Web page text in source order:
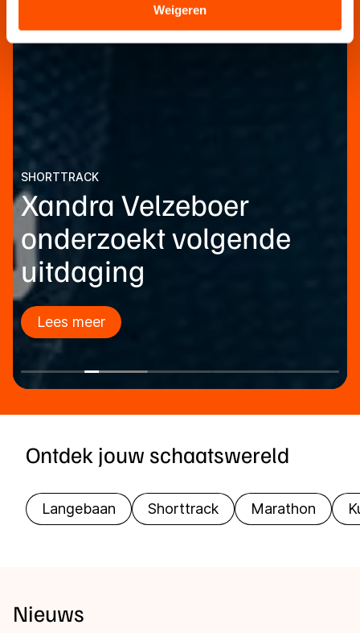
Sommige partners kunnen gegevens doorgeven aan
landen buiten de EU, zoals de VS, waar mogelijk geen
adequaat beschermingsniveau geldt volgens de GDPR.
Weigeren
SHORTTRACK
Xandra Velzeboer
onderzoekt volgende
uitdaging
Lees meer
Ontdek jouw schaatswereld
Langebaan Shorttrack Marathon
Nieuws